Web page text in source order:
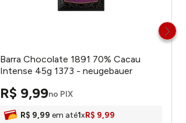
Barra Chocolate 1891 70% Cacau
Intense 45g 1373 - neugebauer
R$ 9,99no PIX
R$ 9,99 em até1xR$ 9,99